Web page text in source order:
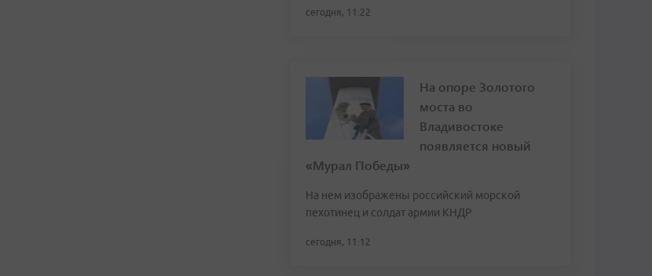
сегодня, 11:22
На опоре Золотого
моста во
Владивостоке
появляется новый
«Мурал Победы»
На нем изображены российский морской
пехотинец и солдат армии КНДР
сегодня, 11:12